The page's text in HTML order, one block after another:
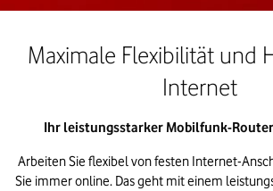
Maximale Flexibilität und
Internet
Ihr leistungsstarker Mobilfunk-
Arbeiten Sie flexibel von festen Internet-
Sie immer online. Das geht mit einem